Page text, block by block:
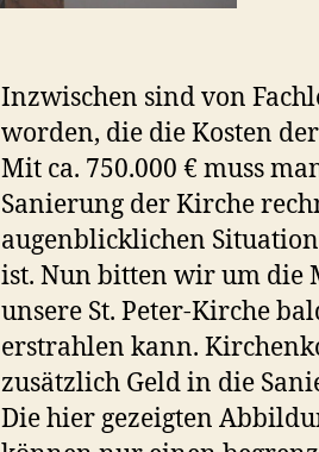
Inzwischen sind von
worden, die die Kosten
Mit ca. 750.000 € muss
Sanierung der Kirche
augenblicklichen
ist. Nun bitten wir um die
unsere St. Peter-Kirche
erstrahlen kann.
zusätzlich Geld in die
Die hier gezeigten